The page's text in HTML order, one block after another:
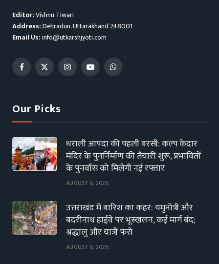
Editor:Vishnu Tiwari
Address:Dehradun, Uttarakhand 248001
Email Us:info@utkarshjyoti.com
Facebook
X
InstagramYouTubeWhatsApp
Our Picks
धराली आपदा की पहली बरसी: कल्प केदार
मंदिर के पुनर्निर्माण की तैयारी शुरू, प्रभावितों
के पुनर्वास को मिलेगी नई रफ्तार
AUGUST 6, 2026
उत्तराखंड में बारिश का कहर: यमुनोत्री और
बदरीनाथ हाईवे पर भूस्खलन, कई मार्ग बंद;
श्रद्धालु और यात्री फंसे
AUGUST 6, 2026